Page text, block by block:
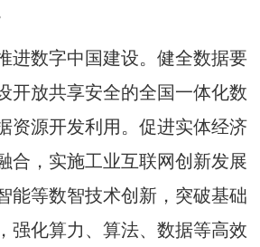
数字中国建设。健全数据要
开放共享安全的全国一体化数
资源开发利用。促进实体经济
合，实施工业互联网创新发展
能等数智技术创新，突破基础
强化算力、算法、数据等高效